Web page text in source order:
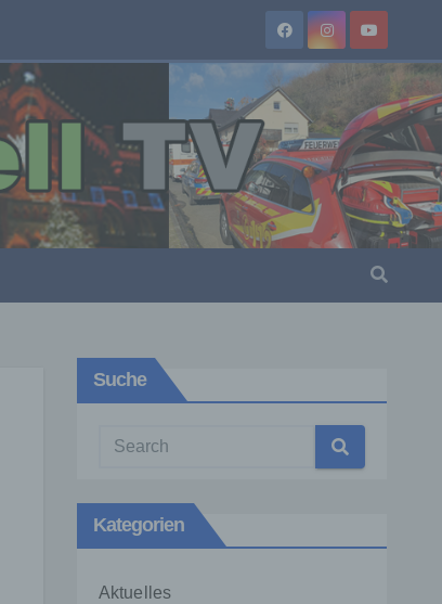
Suche
Kategorien
Aktuelles